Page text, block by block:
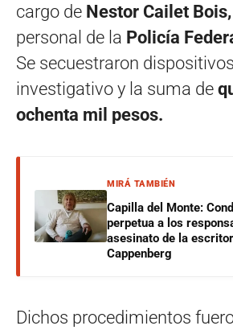
cargo de Nestor Cailet Bois,
personal de la Policía
Se secuestraron
investigativo y la suma de
ochenta mil pesos.
MIRÁ TAMBIÉN
Capilla del Monte:
perpetua a los
asesinato de la
Cappenberg
Dichos procedimientos